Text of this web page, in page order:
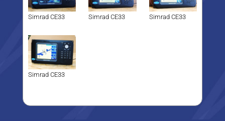
Simrad CE33 Simrad CE33 Simrad CE33
Simrad CE33